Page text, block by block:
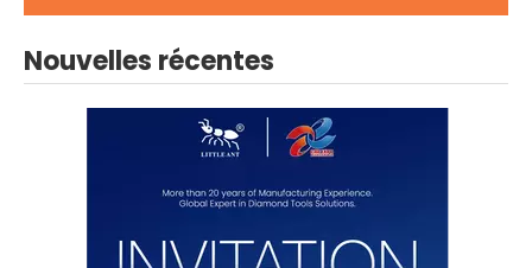
Nouvelles récentes